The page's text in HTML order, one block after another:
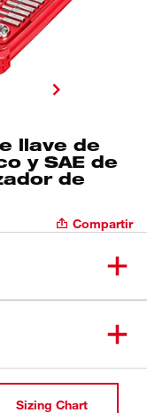
llave de
y SAE de
de
Compartir
48-22-9004
Sizing Chart